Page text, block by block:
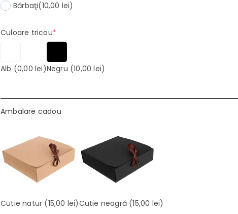
Bărbaţi(10,00 lei)
Culoare tricou*(required)
Alb (0,00 lei)Negru (10,00 lei)
Ambalare cadou
Cutie natur (15,00 lei)Cutie neagră (15,00 lei)